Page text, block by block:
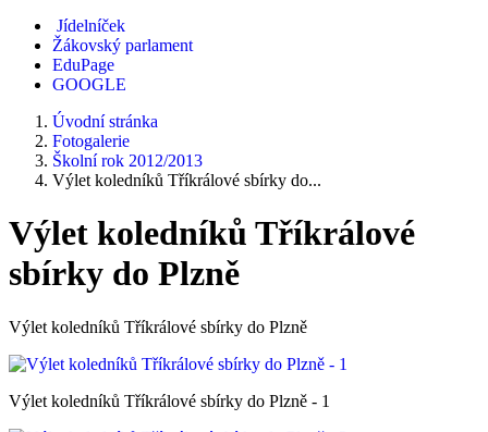
Jídelníček
Žákovský parlament
EduPage
GOOGLE
Úvodní stránka
Fotogalerie
Školní rok 2012/2013
Výlet koledníků Tříkrálové sbírky do...
Výlet koledníků Tříkrálové
sbírky do Plzně
Výlet koledníků Tříkrálové sbírky do Plzně
Výlet koledníků Tříkrálové sbírky do Plzně - 1